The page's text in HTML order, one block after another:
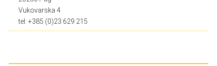
Vukovarska 4
tel: +385 (0)23 629 215